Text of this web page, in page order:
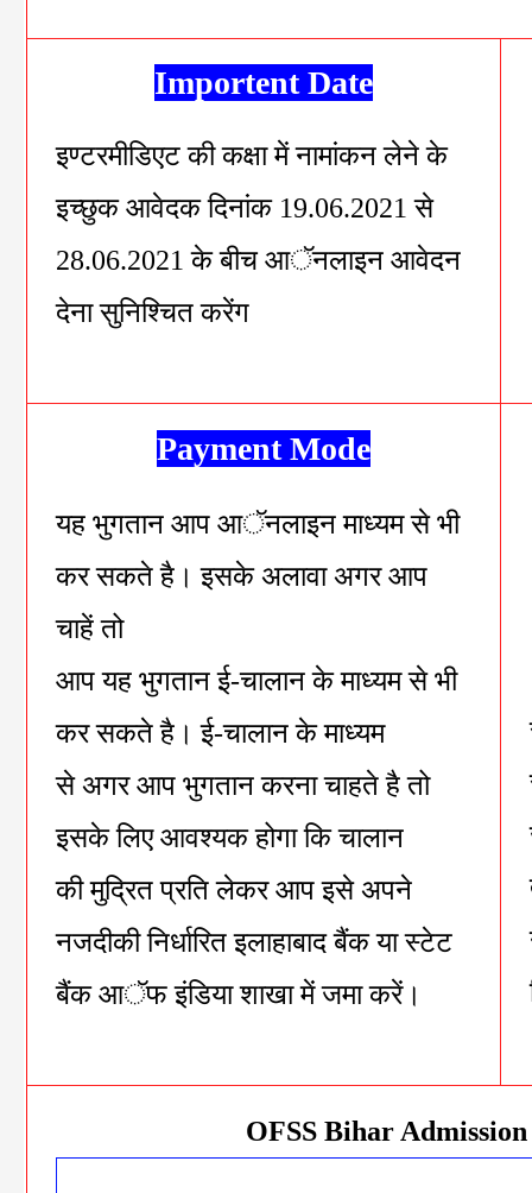
Importent Date
इण्टरमीडिएट की कक्षा में नामांकन लेने के
इच्छुक आवेदक दिनांक 19.06.2021 से
28.06.2021 के बीच आॅनलाइन आवेदन
देना सुनिश्चित करेंग
Payment Mode
यह भुगतान आप आॅनलाइन माध्यम से भी
कर सकते है। इसके अलावा अगर आप
चाहें तो
आप यह भुगतान ई-चालान के माध्यम से भी
कर सकते है। ई-चालान के माध्यम
से अगर आप भुगतान करना चाहते है तो
इसके लिए आवश्यक होगा कि चालान
की मुद्रित प्रति लेकर आप इसे अपने
नजदीकी निर्धारित इलाहाबाद बैंक या स्टेट
बैंक आॅफ इंडिया शाखा में जमा करें।
OFSS Bihar Admission